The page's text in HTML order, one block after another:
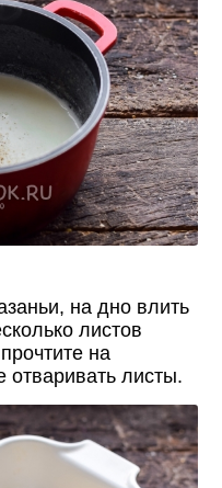
на дно влить
листов
на
отваривать листы.